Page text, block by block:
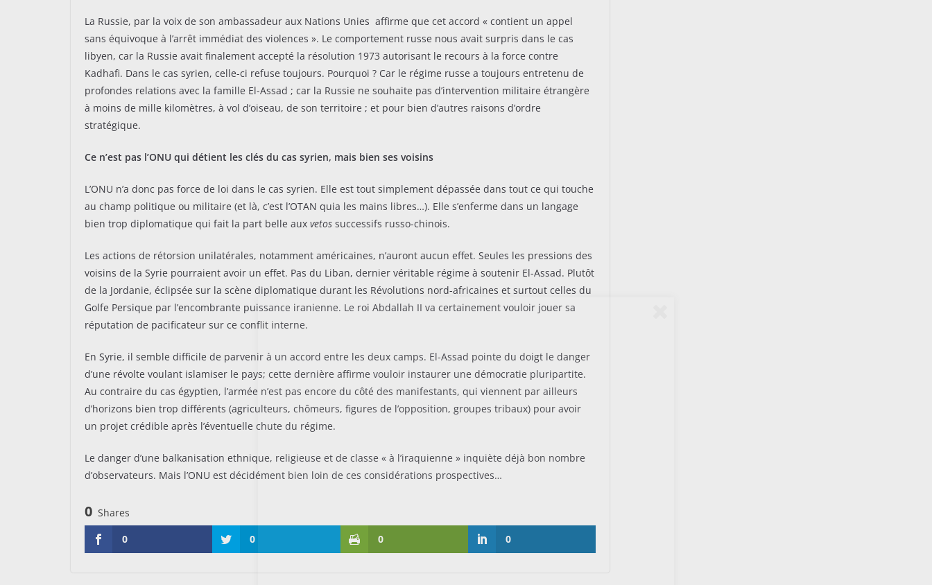
La Russie, par la voix de son ambassadeur aux Nations Unies affirme que cet accord « contient un appel
sans équivoque à l’arrêt immédiat des violences ». Le comportement russe nous avait surpris dans le cas
libyen, car la Russie avait finalement accepté la résolution 1973 autorisant le recours à la force contre
Kadhafi. Dans le cas syrien, celle-ci refuse toujours. Pourquoi ? Car le régime russe a toujours entretenu de
profondes relations avec la famille El-Assad ; car la Russie ne souhaite pas d’intervention militaire étrangère
à moins de mille kilomètres, à vol d’oiseau, de son territoire ; et pour bien d’autres raisons d’ordre
stratégique.
Ce n’est pas l’ONU qui détient les clés du cas syrien, mais bien ses voisins
L’ONU n’a donc pas force de loi dans le cas syrien. Elle est tout simplement dépassée dans tout ce qui touche
au champ politique ou militaire (et là, c’est l’OTAN quia les mains libres…). Elle s’enferme dans un langage
bien trop diplomatique qui fait la part belle aux vetos successifs russo-chinois.
Les actions de rétorsion unilatérales, notamment américaines, n’auront aucun effet. Seules les pressions des
voisins de la Syrie pourraient avoir un effet. Pas du Liban, dernier véritable régime à soutenir El-Assad. Plutôt
de la Jordanie, éclipsée sur la scène diplomatique durant les Révolutions nord-africaines et surtout celles du
Golfe Persique par l’encombrante puissance iranienne. Le roi Abdallah II va certainement vouloir jouer sa
réputation de pacificateur sur ce conflit interne.
En Syrie, il semble difficile de parvenir à un accord entre les deux camps. El-Assad pointe du doigt le danger
d’une révolte voulant islamiser le pays; cette dernière affirme vouloir instaurer une démocratie pluripartite.
Au contraire du cas égyptien, l’armée n’est pas encore du côté des manifestants, qui viennent par ailleurs
d’horizons bien trop différents (agriculteurs, chômeurs, figures de l’opposition, groupes tribaux) pour avoir
un projet crédible après l’éventuelle chute du régime.
Le danger d’une balkanisation ethnique, religieuse et de classe « à l’iraquienne » inquiète déjà bon nombre
d’observateurs. Mais l’ONU est décidément bien loin de ces considérations prospectives…
0 Shares
0
0 0 0